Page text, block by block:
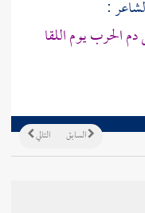
:
الحرب يوم اللقا
التالي السابق